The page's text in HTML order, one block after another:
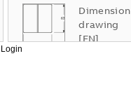
Dimension
drawing
[EN]